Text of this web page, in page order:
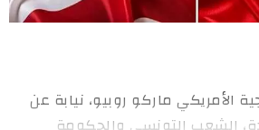
الأمريكي ماركو روبيو، نيابة عن